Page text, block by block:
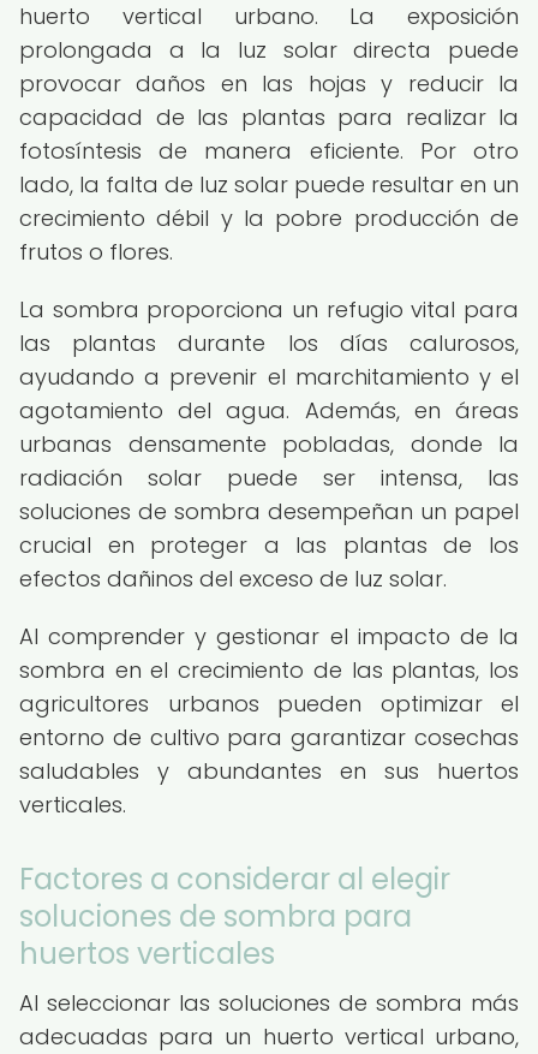
huerto vertical urbano. La exposición
prolongada a la luz solar directa puede
provocar daños en las hojas y reducir la
capacidad de las plantas para realizar la
fotosíntesis de manera eficiente. Por otro
lado, la falta de luz solar puede resultar en un
crecimiento débil y la pobre producción de
frutos o flores.
La sombra proporciona un refugio vital para
las plantas durante los días calurosos,
ayudando a prevenir el marchitamiento y el
agotamiento del agua. Además, en áreas
urbanas densamente pobladas, donde la
radiación solar puede ser intensa, las
soluciones de sombra desempeñan un papel
crucial en proteger a las plantas de los
efectos dañinos del exceso de luz solar.
Al comprender y gestionar el impacto de la
sombra en el crecimiento de las plantas, los
agricultores urbanos pueden optimizar el
entorno de cultivo para garantizar cosechas
saludables y abundantes en sus huertos
verticales.
Factores a considerar al elegir
soluciones de sombra para
huertos verticales
Al seleccionar las soluciones de sombra más
adecuadas para un huerto vertical urbano,